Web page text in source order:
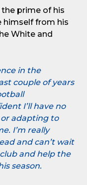
prime of his
himself from his
White and
in the
couple of years
I’ll have no
adapting to
I’m really
and can’t wait
and help the
season.